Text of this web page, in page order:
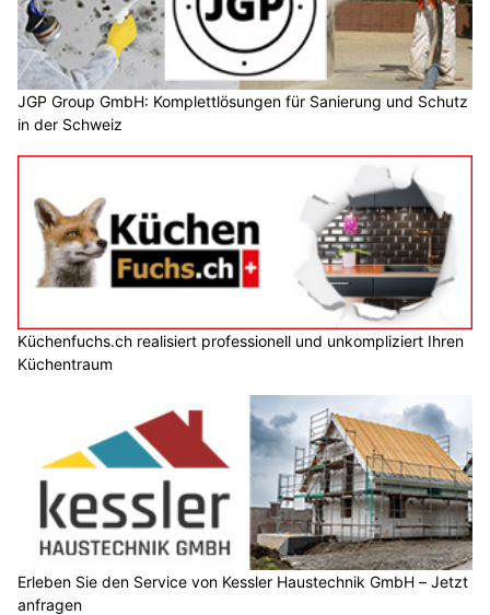
JGP Group GmbH: Komplettlösungen für Sanierung und Schutz
in der Schweiz
Küchenfuchs.ch realisiert professionell und unkompliziert Ihren
Küchentraum
Erleben Sie den Service von Kessler Haustechnik GmbH – Jetzt
anfragen